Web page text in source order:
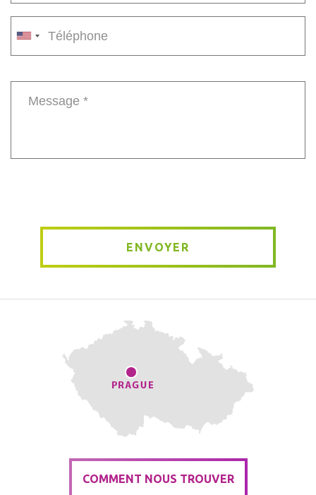
number
ENVOYER
COMMENT NOUS TROUVER